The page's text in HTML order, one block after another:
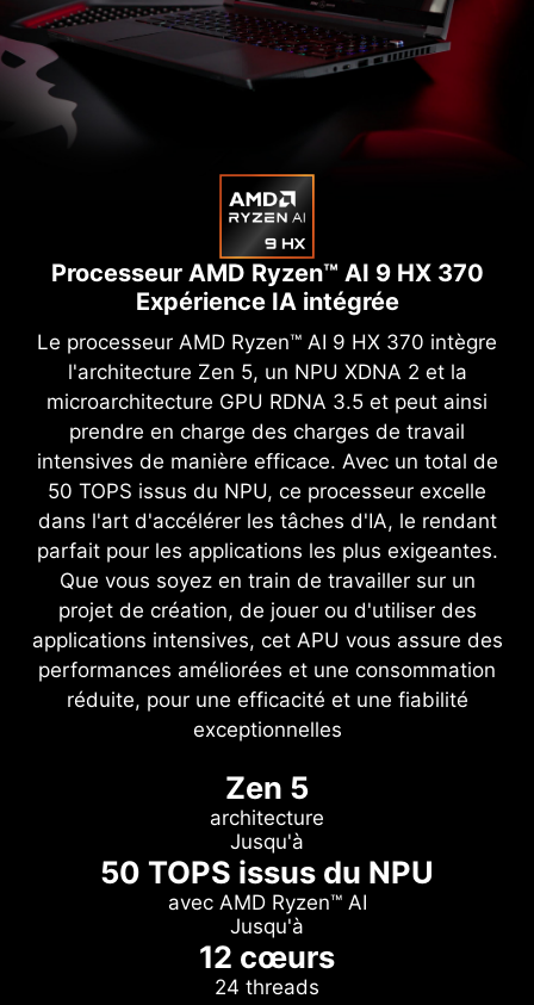
Processeur AMD Ryzen™ AI 9 HX 370
Expérience IA intégrée
Le processeur AMD Ryzen™ AI 9 HX 370 intègre
l'architecture Zen 5, un NPU XDNA 2 et la
microarchitecture GPU RDNA 3.5 et peut ainsi
prendre en charge des charges de travail
intensives de manière efficace. Avec un total de
50 TOPS issus du NPU, ce processeur excelle
dans l'art d'accélérer les tâches d'IA, le rendant
parfait pour les applications les plus exigeantes.
Que vous soyez en train de travailler sur un
projet de création, de jouer ou d'utiliser des
applications intensives, cet APU vous assure des
performances améliorées et une consommation
réduite, pour une efficacité et une fiabilité
exceptionnelles
Zen 5
architecture
Jusqu'à
50 TOPS issus du NPU
avec AMD Ryzen™ AI
Jusqu'à
12 cœurs
24 threads